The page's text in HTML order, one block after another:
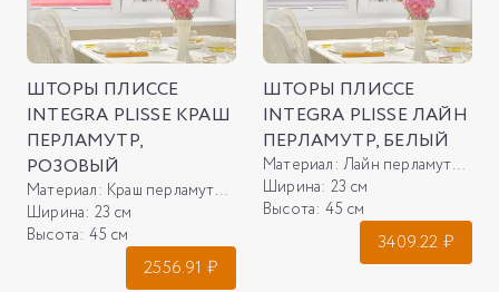
ШТОРЫ ПЛИССЕ
INTEGRA PLISSE КРАШ
ПЕРЛАМУТР,
РОЗОВЫЙ
Материал: Краш перламутр, розовый
Ширина: 23 см
Высота: 45 см
2556.91 ₽
ШТОРЫ ПЛИССЕ
INTEGRA PLISSE ЛАЙН
ПЕРЛАМУТР, БЕЛЫЙ
Материал: Лайн перламутр, белый
Ширина: 23 см
Высота: 45 см
3409.22 ₽